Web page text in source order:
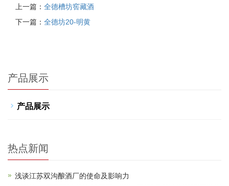
上一篇： 全德槽坊窖藏酒
下一篇： 全德坊20-明黄
产品展示
产品展示
热点新闻
浅谈江苏双沟酿酒厂的使命及影响力